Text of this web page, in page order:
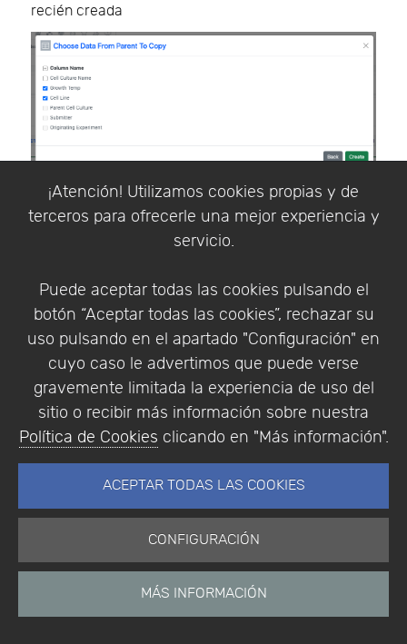
¡Atención! Utilizamos cookies propias y de
terceros para ofrecerle una mejor experiencia y
servicio.
Puede aceptar todas las cookies pulsando el
botón “Aceptar todas las cookies”, rechazar su
uso pulsando en el apartado "Configuración" en
cuyo caso le advertimos que puede verse
gravemente limitada la experiencia de uso del
sitio o recibir más información sobre nuestra
Política de Cookies clicando en "Más información".
ACEPTAR TODAS LAS COOKIES
CONFIGURACIÓN
MÁS INFORMACIÓN
recién creada
Cuando el usuario selecciona "Copiar datos
principales", la siguiente pantalla le permitirá elegir
tabla de materiales están disponibles para copiar
en el material secundario.
Una vez creado, el usuario puede agregar datos
adicionales y registrar el nuevo material
secundario.